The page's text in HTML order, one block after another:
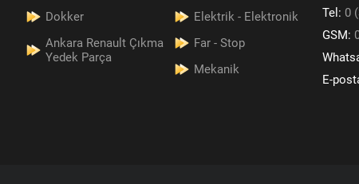
Dokker
Ankara Renault Çıkma
Yedek Parça
Elektrik - Elektronik
Far - Stop
Mekanik
Tel: 0
GSM:
E-